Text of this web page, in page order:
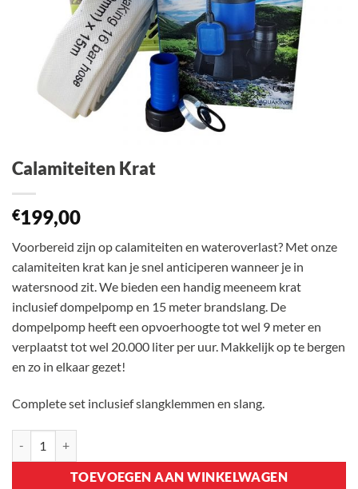
Calamiteiten Krat
€199,00
Voorbereid zijn op calamiteiten en wateroverlast? Met onze
calamiteiten krat kan je snel anticiperen wanneer je in
watersnood zit. We bieden een handig meeneem krat
inclusief dompelpomp en 15 meter brandslang. De
dompelpomp heeft een opvoerhoogte tot wel 9 meter en
verplaatst tot wel 20.000 liter per uur. Makkelijk op te bergen
en zo in elkaar gezet!
Complete set inclusief slangklemmen en slang.
TOEVOEGEN AAN WINKELWAGEN